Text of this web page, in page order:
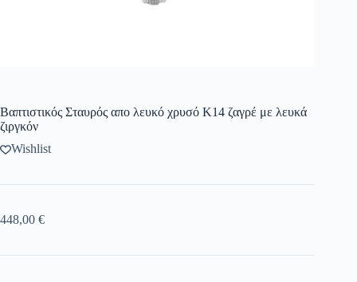
Βαπτιστικός Σταυρός απο λευκό χρυσό Κ14 ζαγρέ με λευκά
ζιργκόν
Wishlist
448,00 €